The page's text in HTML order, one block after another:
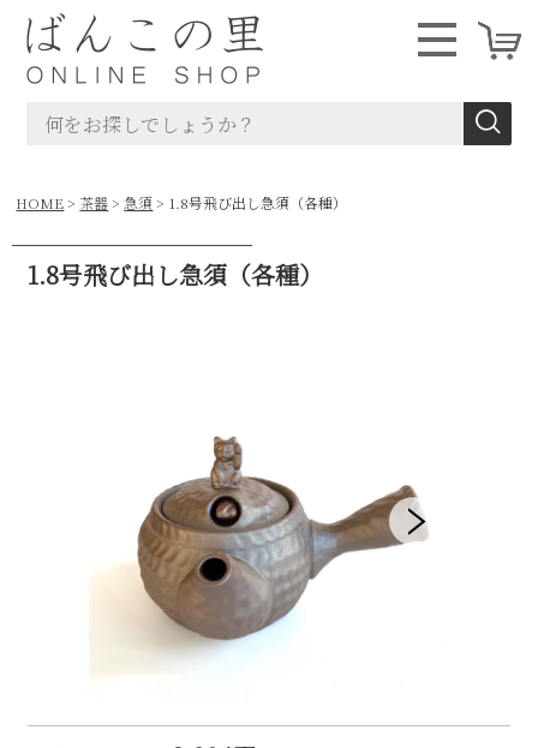
HOME 茶器 急須 1.8号飛び出し急須（各種）
1.8号飛び出し急須（各種）